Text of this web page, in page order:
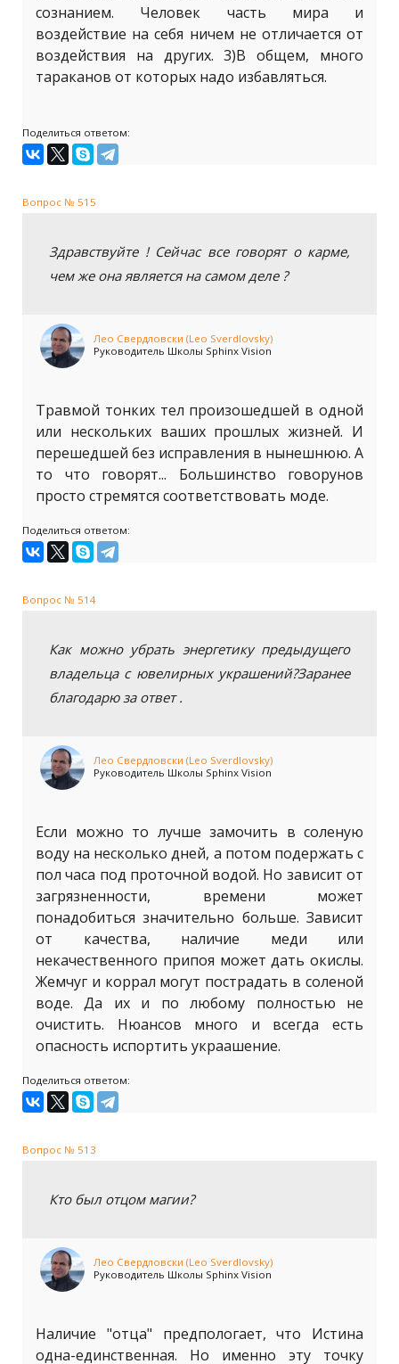
сознанием. Человек часть мира и
воздействие на себя ничем не отличается от
воздействия на других. 3)В общем, много
тараканов от которых надо избавляться.
Поделиться ответом:
Вопрос № 515
Здравствуйте ! Сейчас все говорят о карме,
чем же она является на самом деле ?
Лео Свердловски (Leo Sverdlovsky)
Руководитель Школы Sphinx Vision
Травмой тонких тел произошедшей в одной
или нескольких ваших прошлых жизней. И
перешедшей без исправления в нынешнюю. А
то что говорят... Большинство говорунов
просто стремятся соответствовать моде.
Поделиться ответом:
Вопрос № 514
Как можно убрать энергетику предыдущего
владельца с ювелирных украшений?Заранее
благодарю за ответ .
Лео Свердловски (Leo Sverdlovsky)
Руководитель Школы Sphinx Vision
Если можно то лучше замочить в соленую
воду на несколько дней, а потом подержать с
пол часа под проточной водой. Но зависит от
загрязненности, времени может
понадобиться значительно больше. Зависит
от качества, наличие меди или
некачественного припоя может дать окислы.
Жемчуг и коррал могут пострадать в соленой
воде. Да их и по любому полностью не
очистить. Нюансов много и всегда есть
опасность испортить украашение.
Поделиться ответом:
Вопрос № 513
Кто был отцом магии?
Лео Свердловски (Leo Sverdlovsky)
Руководитель Школы Sphinx Vision
Наличие "отца" предпологает, что Истина
одна-единственная. Но именно эту точку